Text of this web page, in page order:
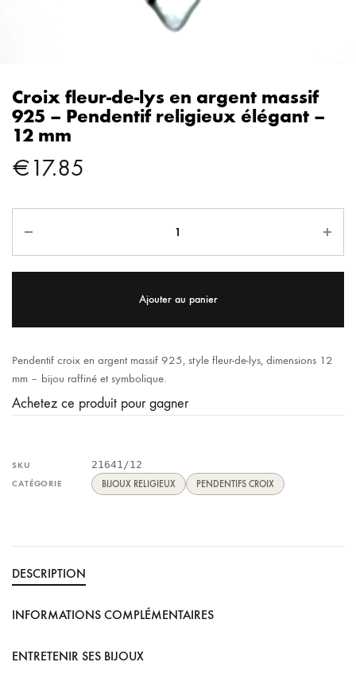
Croix fleur-de-lys en argent massif
925 – Pendentif religieux élégant –
12 mm
€17.85
Ajouter au panier
Pendentif croix en argent massif 925, style fleur-de-lys, dimensions 12
mm – bijou raffiné et symbolique.
Achetez ce produit pour gagner
SKU 21641/12
CATÉGORIE BIJOUX RELIGIEUX PENDENTIFS CROIX
DESCRIPTION
INFORMATIONS COMPLÉMENTAIRES
ENTRETENIR SES BIJOUX